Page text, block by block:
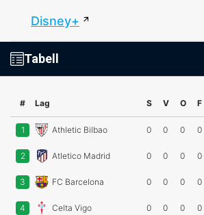
Disney+
Tabell
# Lag S V O F
1 Athletic Bilbao 0 0 0 0
2 Atletico Madrid 0 0 0 0
3 FC Barcelona 0 0 0 0
4 Celta Vigo 0 0 0 0